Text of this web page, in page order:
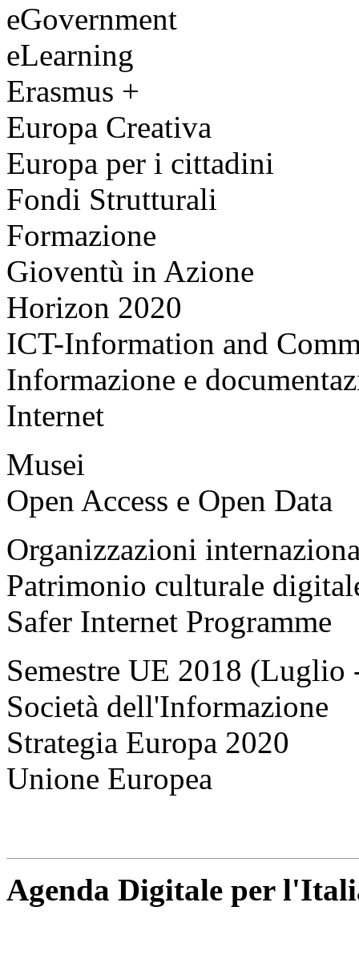
eGovernment
eLearning
Erasmus +
Europa Creativa
Europa per i cittadini
Fondi Strutturali
Formazione
Gioventù in Azione
Horizon 2020
ICT-Information and
Informazione e
Internet
Musei
Open Access e Open Data
Organizzazioni
Patrimonio culturale
Safer Internet Programme
Semestre UE 2018 (Luglio
Società dell'Informazione
Strategia Europa 2020
Unione Europea
Agenda Digitale per